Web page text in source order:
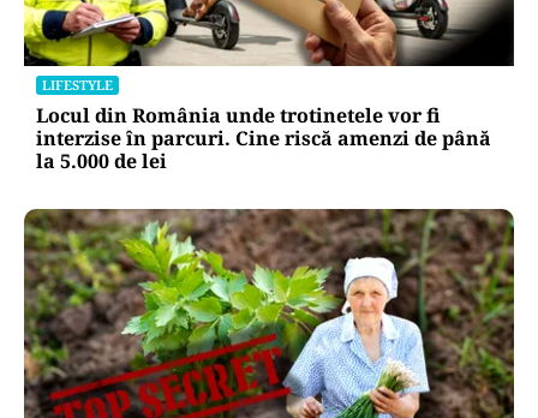
LIFESTYLE
Locul din România unde trotinetele vor fi
interzise în parcuri. Cine riscă amenzi de până
la 5.000 de lei